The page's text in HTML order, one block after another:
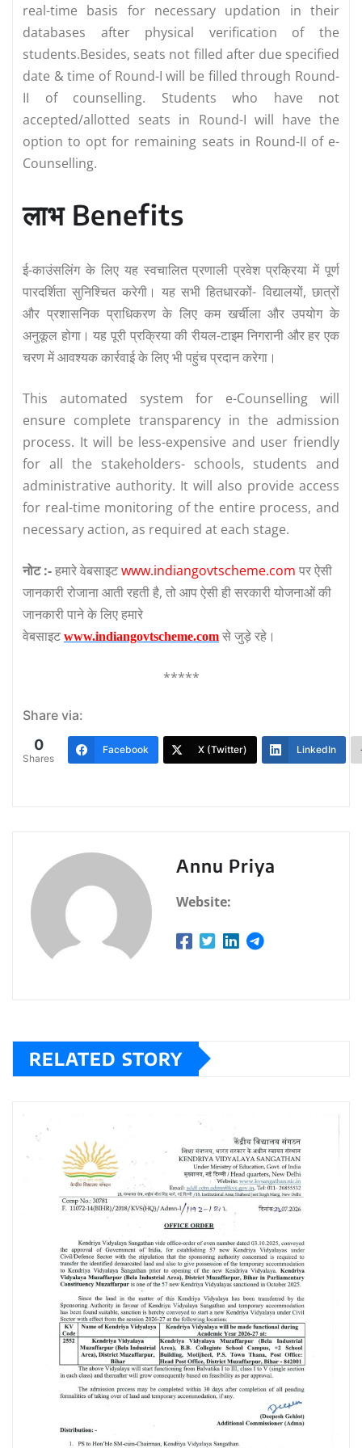
real-time basis for necessary updation in their
databases after physical verification of the
students.Besides, seats not filled after due specified
date & time of Round-I will be filled through Round-
II of counselling. Students who have not
accepted/allotted seats in Round-I will have the
option to opt for remaining seats in Round-II of e-
Counselling.
लाभ Benefits
ई-काउंसलिंग के लिए यह स्वचालित प्रणाली प्रवेश प्रक्रिया में पूर्ण
पारदर्शिता सुनिश्चित करेगी। यह सभी हितधारकों- विद्यालयों, छात्रों
और प्रशासनिक प्राधिकरण के लिए कम खर्चीला और उपयोग के
अनुकूल होगा। यह पूरी प्रक्रिया की रीयल-टाइम निगरानी और हर एक
चरण में आवश्यक कार्रवाई के लिए भी पहुंच प्रदान करेगा।
This automated system for e-Counselling will
ensure complete transparency in the admission
process. It will be less-expensive and user friendly
for all the stakeholders- schools, students and
administrative authority. It will also provide access
for real-time monitoring of the entire process, and
necessary action, as required at each stage.
नोट :-हमारे वेबसाइटwww.indiangovtscheme.com पर ऐसी
जानकारी रोजाना आती रहती है, तो आप ऐसी ही सरकारी योजनाओं की
जानकारी पाने के लिए हमारे
वेबसाइटwww.indiangovtscheme.com से जुड़े रहे।
*****
Share via:
0
Shares
Facebook X (Twitter) LinkedIn
Annu Priya
Website:
RELATED STORY